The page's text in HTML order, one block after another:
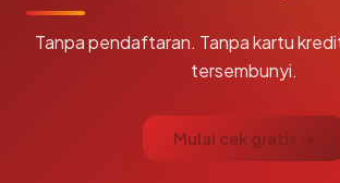
Tanpa pendaftaran. Tanpa kartu
tersembunyi.
Mulai cek gratis →